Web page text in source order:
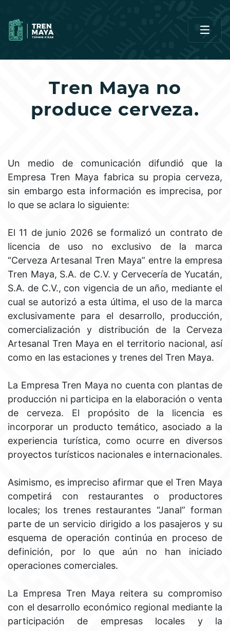
Tren Maya no
produce cerveza.
Un medio de comunicación difundió que la
Empresa Tren Maya fabrica su propia cerveza,
sin embargo esta información es imprecisa, por
lo que se aclara lo siguiente:
El 11 de junio 2026 se formalizó un contrato de
licencia de uso no exclusivo de la marca
“Cerveza Artesanal Tren Maya” entre la empresa
Tren Maya, S.A. de C.V. y Cervecería de Yucatán,
S.A. de C.V., con vigencia de un año, mediante el
cual se autorizó a esta última, el uso de la marca
exclusivamente para el desarrollo, producción,
comercialización y distribución de la Cerveza
Artesanal Tren Maya en el territorio nacional, así
como en las estaciones y trenes del Tren Maya.
La Empresa Tren Maya no cuenta con plantas de
producción ni participa en la elaboración o venta
de cerveza. El propósito de la licencia es
incorporar un producto temático, asociado a la
experiencia turística, como ocurre en diversos
proyectos turísticos nacionales e internacionales.
Asimismo, es impreciso afirmar que el Tren Maya
competirá con restaurantes o productores
locales; los trenes restaurantes “Janal” forman
parte de un servicio dirigido a los pasajeros y su
esquema de operación continúa en proceso de
definición, por lo que aún no han iniciado
operaciones comerciales.
La Empresa Tren Maya reitera su compromiso
con el desarrollo económico regional mediante la
participación de empresas locales y la